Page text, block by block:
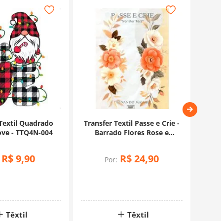
ferro, mova-o cuidadosamente para cobrir toda a área
feita de maneira delicada.
com transferência aplicada.
uma estampa já inserida.
a aplicação.
você pode criar peças incríveis e personalizadas,
projeto.
Quadrado
- TTQ4N-004
R$9,90
Têxtil
Transfer Textil Passe e Crie -
Barrado Flores Rose e
Por: R$24,90
Têxtil